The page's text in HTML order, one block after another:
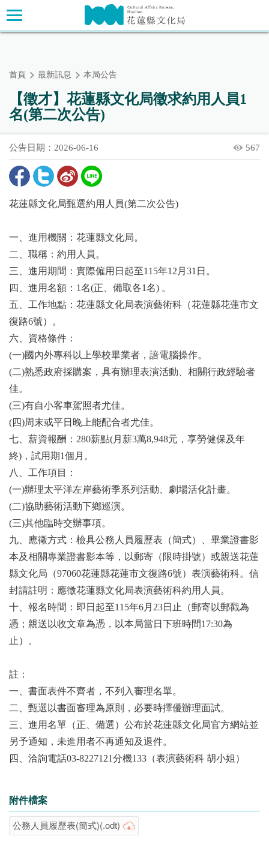
跳
到
主
主要內容區塊
首頁 最新訊息 本局公告
【徵才】花蓮縣文化局徵求約用人員1
名(第二次公告)
公告日期：2026-06-16 567
花蓮縣文化局甄選約用人員(第二次公告)
一、進用機關：花蓮縣文化局。
二、職稱：約用人員。
三、進用期間：實際僱用日起至115年12月31日。
四、進用名額：1名(正、備取各1名) 。
五、工作地點：花蓮縣文化局表演藝術科（花蓮縣花蓮市文
復路6號）。
六、資格條件：
(一)國內外專科以上學校畢業者，諳電腦操作。
(二)熟悉政府採購案，具有辦理表演活動、相關行政經驗者
佳。
(三)有自小客車駕照者尤佳。
(四)周末或平日晚上能配合者尤佳。
七、薪資報酬：280薪點(月薪3萬8,948元，享勞健保及年
終)，試用期1個月。
八、工作項目：
(一)辦理太平洋左岸藝術季系列活動、劇場活化計畫。
(二)協助藝術活動下鄉巡演。
(三)其他臨時交辦事項。
九、應徵方式：檢具公務人員履歷表（簡式）、畢業證書影
本及相關專業證書影本等，以郵寄（限時掛號）或親送花蓮
縣文化局（97060花蓮縣花蓮市文復路6號）表演藝術科。信
封請註明：應徵花蓮縣文化局表演藝術科約用人員。
十、報名時間：即日起至115年6月23日止（郵寄以郵戳為
憑；親送以收文章為憑，以本局當日下班時間17:30為
止）。
註：
一、書面表件不齊者，不列入審理名單。
二、甄選以書面審理為原則，必要時擇優辦理面試。
三、進用名單（正、備選）公布於花蓮縣文化局官方網站並
另予通知，未進用者不再通知及退件。
四、洽詢電話03-8227121分機133（表演藝術科 胡小姐）
附件檔案
公務人員履歷表(簡式)(.odt)